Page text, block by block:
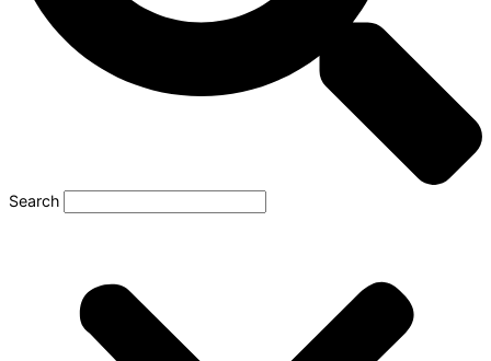
Search